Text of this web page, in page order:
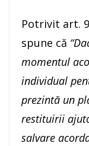
Potrivit art.
spune că
momentul
individual
prezintă un
restituirii
salvare